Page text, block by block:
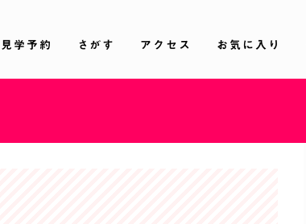
お気に入り
アクセス
さがす
見学予約